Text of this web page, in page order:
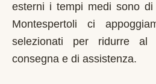
esterni i tempi medi sono
Montespertoli ci
selezionati per ridurre
consegna e di assistenza.